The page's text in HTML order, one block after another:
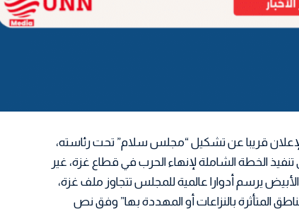
قريبا عن تشكيل “مجلس سلام” تحت رئاسته،
الخطة الشاملة لإنهاء الحرب في قطاع غزة، غير
يرسم أدوارا عالمية للمجلس تتجاوز ملف غزة،
المتأثرة بالنزاعات أو المهددة بها” وفق نص